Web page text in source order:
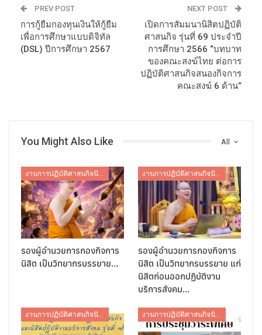
PREV POST
การกู้ยืมกองทุนเงินให้กู้ยืม
เพื่อการศึกษาแบบดิจิทัล
(DSL) ปีการศึกษา 2567
NEXT POST
เปิดการสัมมนานิสิตปฏิบัติ
ศาสนกิจ รุ่นที่ 69 ประจำปี
การศึกษา 2566 “บทบาท
ของคณะสงฆ์ไทย ต่อการ
ปฏิบัติศาสนกิจสนองกิจการ
คณะสงฆ์ 6 ด้าน“
All
You Might Also Like
งานการปฏิบัติศาสนกิจนิสิต
รองผู้อำนวยการกองกิจการ
นิสิต เป็นวิทยากรบรรยาย…
งานการปฏิบัติศาสนกิจนิสิต
รองผู้อำนวยการกองกิจการ
นิสิต เป็นวิทยากรบรรยาย แก่
นิสิตก่อนออกปฏิบัติงาน
บริการสังคม…
งานการปฏิบัติศาสนกิจนิสิต งานการปฏิบัติศาสนกิจนิสิต